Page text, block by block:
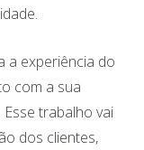
a experiência do
com a sua
trabalho vai
dos clientes,